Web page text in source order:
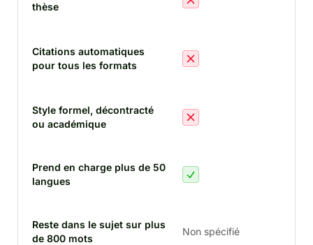
thèse
Citations automatiques
pour tous les formats
Style formel, décontracté
ou académique
Prend en charge plus de 50
langues
Reste dans le sujet sur plus
de 800 mots
Non spécifié